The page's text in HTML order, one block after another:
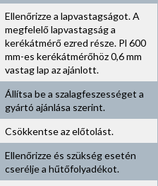
Ellenőrizze a lapvastagságot. A
megfelelő lapvastagság a
kerékátmérő ezred része. Pl 600
mm-es kerékátmérőhöz 0,6 mm
vastag lap az ajánlott.
Állítsa be a szalagfeszességet a
gyártó ajánlása szerint.
Csökkentse az előtolást.
Ellenőrizze és szükség esetén
cserélje a hűtőfolyadékot.